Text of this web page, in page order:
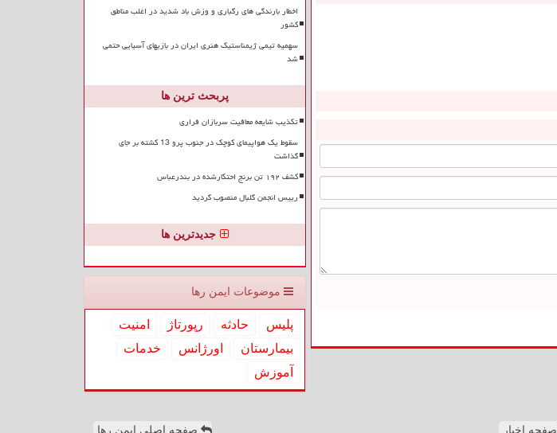
اخطار بارندگی های رگباری و وزش باد شدید در اغلب مناطق
کشور
سهمیه تیمی ژیمناستیک هنری ایران در بازیهای آسیایی حتمی
شد
پربحث ترین ها
تکذیب شایعه معافیت سربازان فراری
سقوط یک هواپیمای کوچک در جنوب پرو 13 کشته بر جای
گذاشت
کشف ۱۹۲ تن برنج احتکارشده در بندرعباس
رییس انجمن گلبال منصوب گردید
جدیدترین ها
موضوعات ایمن رها
پلیس حادثه رپورتاژ
امنیت
بیمارستان
اورژانس
خدمات
آموزش
صفحه اخبار صفحه اصلی ایمن رها